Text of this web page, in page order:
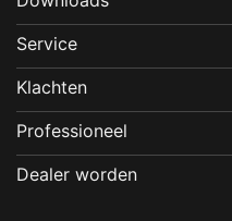
Service
Klachten
Professioneel
Dealer worden